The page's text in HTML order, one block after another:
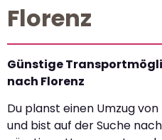
Florenz
Günstige
nach Florenz
Du planst einen Umzug
und bist auf der Suche